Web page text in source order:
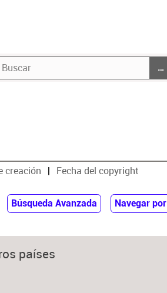
…
creación Fecha del copyright
Búsqueda Avanzada
Navegar por
países